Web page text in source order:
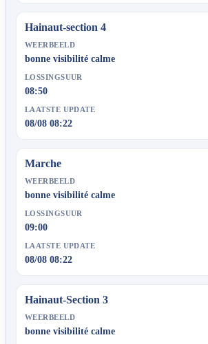
Hainaut-section 4
WEERBEELD
bonne visibilité calme
LOSSINGSUUR
08:50
LAATSTE UPDATE
08/08 08:22
Marche
WEERBEELD
bonne visibilité calme
LOSSINGSUUR
09:00
LAATSTE UPDATE
08/08 08:22
Hainaut-Section 3
WEERBEELD
bonne visibilité calme